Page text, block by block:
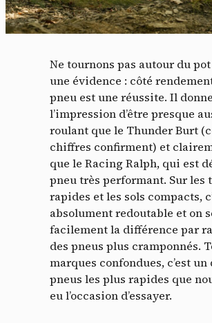
Ne tournons pas autour du pot
une évidence : côté
pneu est une réussite. Il donne
l’impression d’être presque
roulant que le Thunder Burt
chiffres confirment) et
que le Racing Ralph, qui est
pneu très performant. Sur les
rapides et les sols compacts,
absolument redoutable et on
facilement la différence par
des pneus plus cramponnés.
marques confondues, c’est un
pneus les plus rapides que
eu l’occasion d’essayer.